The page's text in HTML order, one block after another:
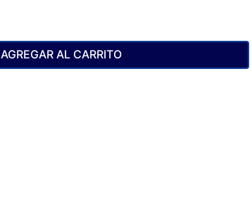
AGREGAR AL CARRITO